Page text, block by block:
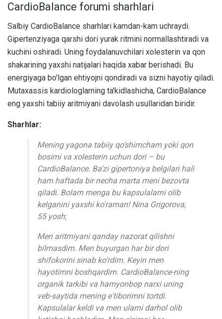
CardioBalance forumi sharhlari
Salbiy CardioBalance sharhlari kamdan-kam uchraydi.
Gipertenziyaga qarshi dori yurak ritmini normallashtiradi va
kuchini oshiradi. Uning foydalanuvchilari xolesterin va qon
shakarining yaxshi natijalari haqida xabar berishadi. Bu
energiyaga bo'lgan ehtiyojni qondiradi va sizni hayotiy qiladi.
Mutaxassis kardiologlarning ta'kidlashicha, CardioBalance
eng yaxshi tabiiy aritmiyani davolash usullaridan biridir.
Sharhlar:
Mening yagona tabiiy qo'shimcham yoki qon
bosimi va xolesterin uchun dori – bu
CardioBalance. Ba'zi gipertoniya belgilari hali
ham haftada bir necha marta meni bezovta
qiladi. Bolam menga bu kapsulalarni olib
kelganini yaxshi ko'raman! Nina Grigorova,
55 yosh;
Men aritmiyani qanday nazorat qilishni
bilmasdim. Men buyurgan har bir dori
shifokorini sinab ko'rdim. Keyin men
hayotimni boshqardim. CardioBalance-ning
organik tarkibi va hamyonbop narxi uning
veb-saytida mening e'tiborimni tortdi.
Kapsulalar keldi va men ularni darhol olib